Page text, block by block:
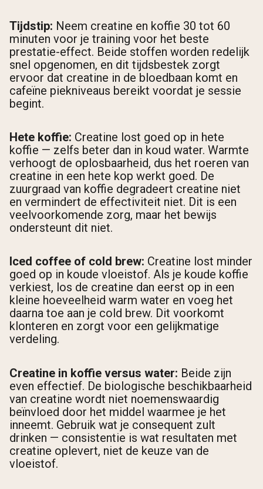
Tijdstip: Neem creatine en koffie 30 tot 60
minuten voor je training voor het beste
prestatie-effect. Beide stoffen worden redelijk
snel opgenomen, en dit tijdsbestek zorgt
ervoor dat creatine in de bloedbaan komt en
cafeïne piekniveaus bereikt voordat je sessie
begint.
Hete koffie: Creatine lost goed op in hete
koffie — zelfs beter dan in koud water. Warmte
verhoogt de oplosbaarheid, dus het roeren van
creatine in een hete kop werkt goed. De
zuurgraad van koffie degradeert creatine niet
en vermindert de effectiviteit niet. Dit is een
veelvoorkomende zorg, maar het bewijs
ondersteunt dit niet.
Iced coffee of cold brew: Creatine lost minder
goed op in koude vloeistof. Als je koude koffie
verkiest, los de creatine dan eerst op in een
kleine hoeveelheid warm water en voeg het
daarna toe aan je cold brew. Dit voorkomt
klonteren en zorgt voor een gelijkmatige
verdeling.
Creatine in koffie versus water: Beide zijn
even effectief. De biologische beschikbaarheid
van creatine wordt niet noemenswaardig
beïnvloed door het middel waarmee je het
inneemt. Gebruik wat je consequent zult
drinken — consistentie is wat resultaten met
creatine oplevert, niet de keuze van de
vloeistof.